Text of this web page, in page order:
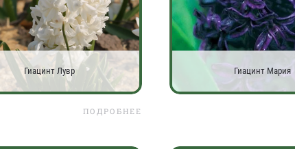
Гиацинт Лувр
ПОДРОБНЕЕ
Гиацинт Мария